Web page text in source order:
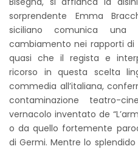
sorprendente Emma
siciliano comunica una
cambiamento nei rapporti di
quasi che il regista e
ricorso in questa scelta
commedia all’italiana,
contaminazione teatro-
vernacolo inventato de
o da quello fortemente
di Germi. Mentre lo